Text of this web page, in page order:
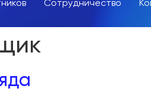
Сотрудничество